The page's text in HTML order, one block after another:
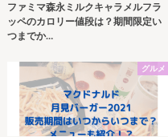
ファミマ森永ミルクキャラメルフラ
ッペのカロリー値段は？期間限定い
つまでか…
グルメ